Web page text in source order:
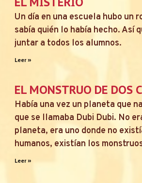
Un día en una escuela hubo un
sabía quién lo había hecho. Así
juntar a todos los alumnos.
Leer »
EL MONSTRUO DE DOS
Había una vez un planeta que
que se llamaba Dubi Dubi. No
planeta, era uno donde no
humanos, existían los
Leer »